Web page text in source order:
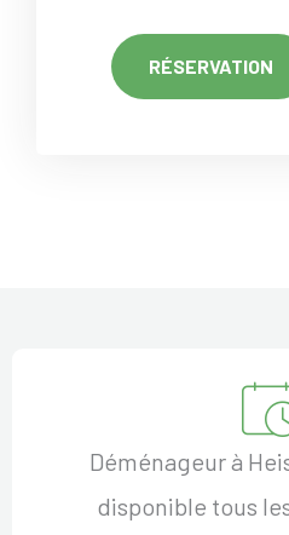
RÉSERVATION
Déménageur à
disponible tous